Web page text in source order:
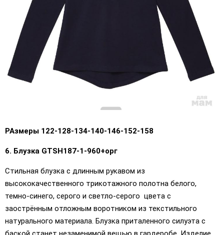
РАзмеры 122-128-134-140-146-152-158
6. Блузка GTSН187-1-960+орг
Стильная блузка с длинным рукавом из
высококачественного трикотажного полотна белого,
темно-синего, серого и светло-серого цвета с
заострённым отложным воротником из текстильного
натурального материала. Блузка приталенного силуэта с